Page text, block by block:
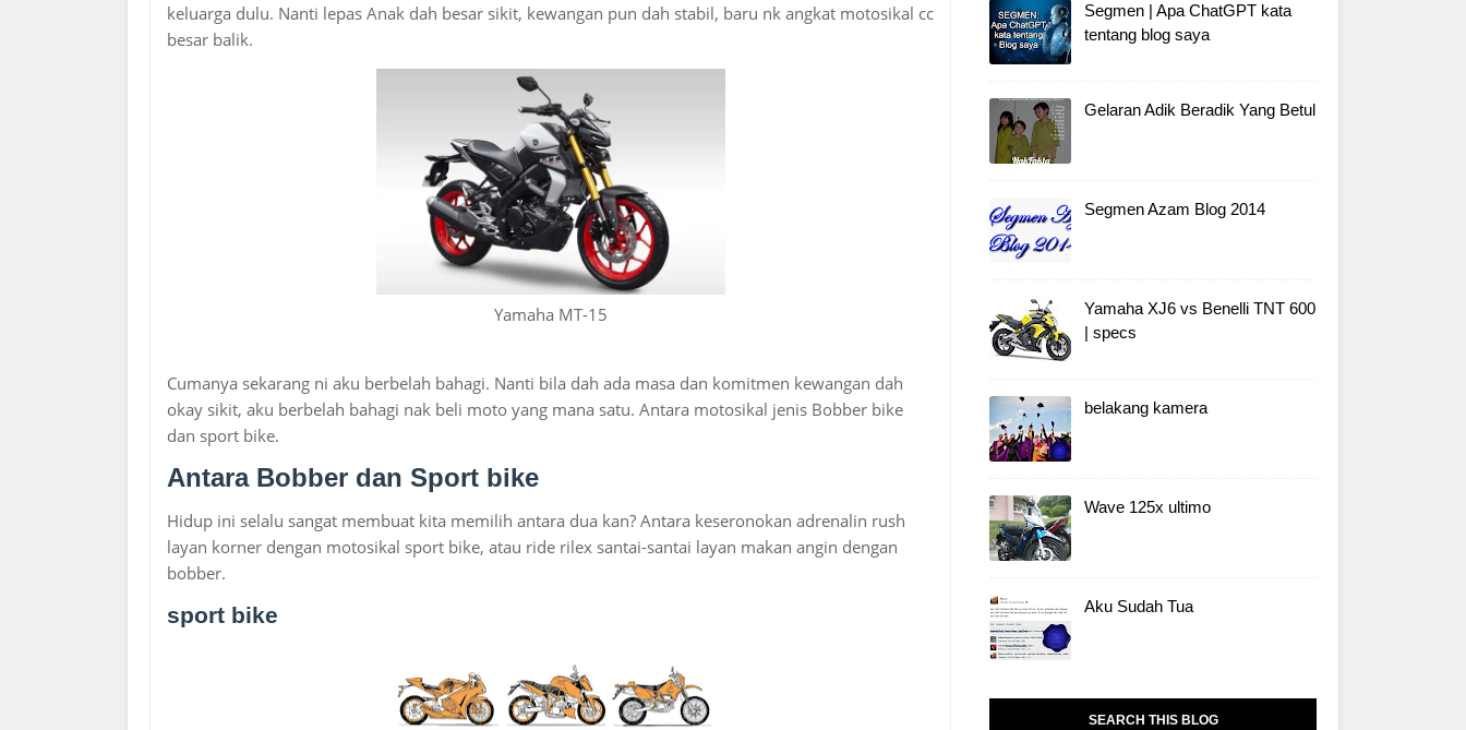
keluarga dulu. Nanti lepas Anak dah besar sikit, kewangan pun dah stabil, baru nk angkat motosikal cc
besar balik.
Yamaha MT-15
Cumanya sekarang ni aku berbelah bahagi. Nanti bila dah ada masa dan komitmen kewangan dah
okay sikit, aku berbelah bahagi nak beli moto yang mana satu. Antara motosikal jenis Bobber bike
dan sport bike.
Antara Bobber dan Sport bike
Hidup ini selalu sangat membuat kita memilih antara dua kan? Antara keseronokan adrenalin rush
layan korner dengan motosikal sport bike, atau ride rilex santai-santai layan makan angin dengan
bobber.
sport bike
Segmen | Apa ChatGPT kata
tentang blog saya
Gelaran Adik Beradik Yang Betul
Segmen Azam Blog 2014
Yamaha XJ6 vs Benelli TNT 600
| specs
belakang kamera
Wave 125x ultimo
Aku Sudah Tua
SEARCH THIS BLOG